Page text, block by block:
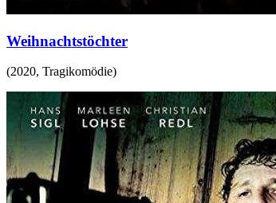
Weihnachtstöchter
(2020, Tragikomödie)